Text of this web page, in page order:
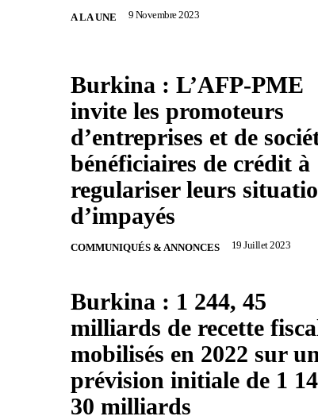
A LA UNE 9 Novembre 2023
Burkina : L’AFP-PME
invite les promoteurs
d’entreprises et de
bénéficiaires de crédit à
regulariser leurs
d’impayés
COMMUNIQUÉS & ANNONCES 19 Juillet 2023
Burkina : 1 244, 45
milliards de recette
mobilisés en 2022 sur
prévision initiale de 1
30 milliards